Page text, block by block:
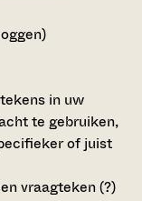
in uw
te gebruiken,
of juist
vraagteken (?)